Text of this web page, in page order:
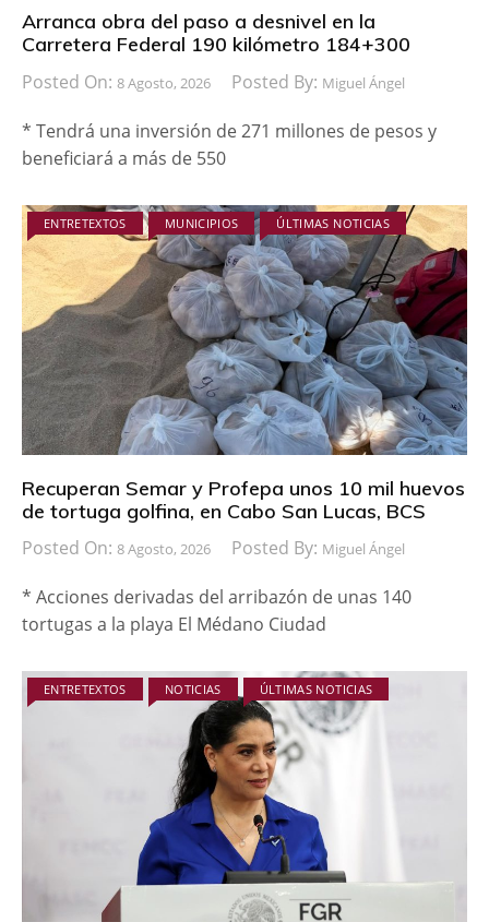
Arranca obra del paso a desnivel en la
Carretera Federal 190 kilómetro 184+300
Posted On: 8 Agosto, 2026 Posted By: Miguel Ángel
* Tendrá una inversión de 271 millones de pesos y
beneficiará a más de 550
ENTRETEXTOS MUNICIPIOS ÚLTIMAS NOTICIAS
Recuperan Semar y Profepa unos 10 mil huevos
de tortuga golfina, en Cabo San Lucas, BCS
Posted On: 8 Agosto, 2026 Posted By: Miguel Ángel
* Acciones derivadas del arribazón de unas 140
tortugas a la playa El Médano Ciudad
ENTRETEXTOS NOTICIAS ÚLTIMAS NOTICIAS